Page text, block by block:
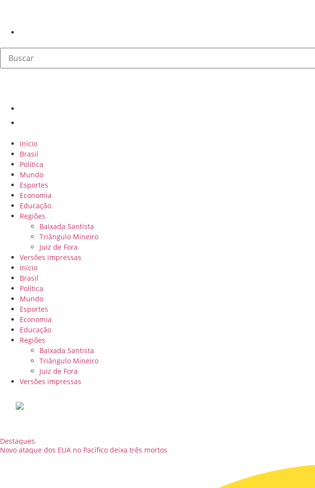
Início
Brasil
Política
Mundo
Esportes
Economia
Educação
Regiões
Baixada Santista
Triângulo Mineiro
Juiz de Fora
Versões impressas
Início
Brasil
Política
Mundo
Esportes
Economia
Educação
Regiões
Baixada Santista
Triângulo Mineiro
Juiz de Fora
Versões impressas
Destaques
Novo ataque dos EUA no Pacífico deixa três mortos